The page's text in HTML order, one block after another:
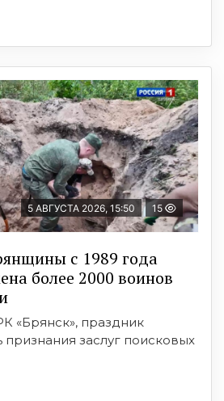
5 АВГУСТА 2026, 15:50 15
с 1989 года
более 2000 воинов
«Брянск», праздник
заслуг поисковых